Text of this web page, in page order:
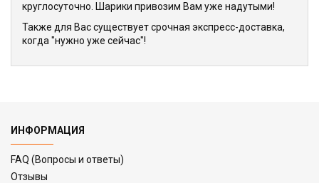
круглосуточно. Шарики привозим Вам уже надутыми!
Также для Вас существует срочная экспресс-доставка,
когда "нужно уже сейчас"!
ИНФОРМАЦИЯ
FAQ (Вопросы и ответы)
Отзывы